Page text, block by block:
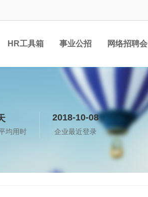
HR工具箱 事业公招 网络招聘会
均用时
2018-10-08
企业最近登录